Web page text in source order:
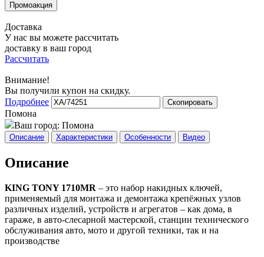
Доставка
У нас вы можете рассчитать
доставку в ваш город
Рассчитать
Внимание!
Вы получили купон на скидку.
Подробнее
Скопировать
Помона
Ваш город: Помона
Описание Характеристики Особенности Видео
Описание
KING TONY 1710MR – это набор накидных ключей,
применяемый для монтажа и демонтажа крепёжных узлов
различных изделий, устройств и агрегатов – как дома, в
гараже, в авто-слесарной мастерской, станции технического
обслуживания авто, мото и другой техники, так и на
производстве